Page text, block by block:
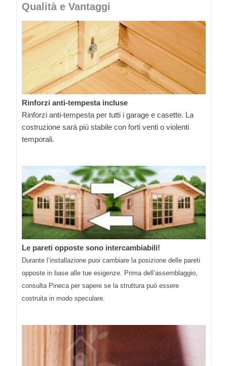
Qualità e Vantaggi
Rinforzi anti-tempesta incluse
Rinforzi anti-tempesta per tutti i garage e casette. La
costruzione sarà più stabile con forti venti o violenti
temporali.
Le pareti opposte sono intercambiabili!
Durante l’installazione puoi cambiare la posizione delle pareti
opposte in base alle tue esigenze. Prima dell’assemblaggio,
consulta Pineca per sapere se la struttura può essere
costruita in modo speculare.